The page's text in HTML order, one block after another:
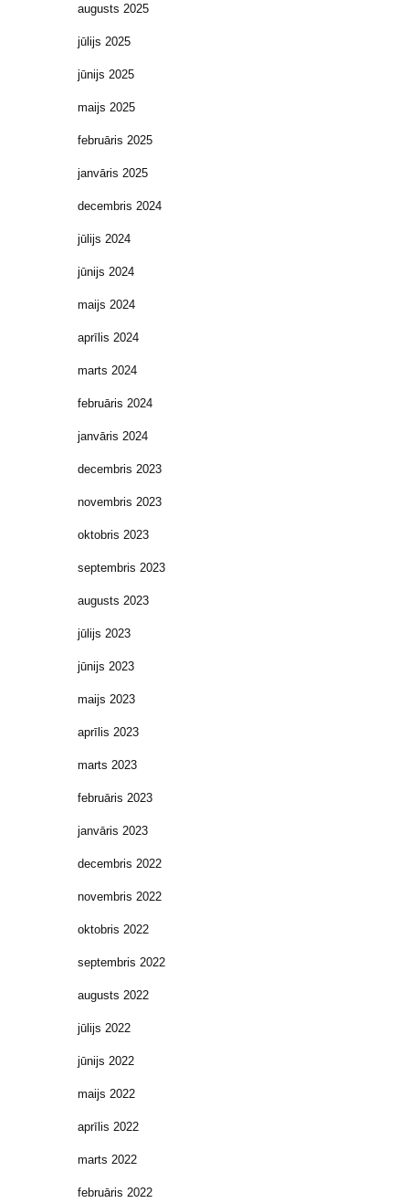
augusts 2025
jūlijs 2025
jūnijs 2025
maijs 2025
februāris 2025
janvāris 2025
decembris 2024
jūlijs 2024
jūnijs 2024
maijs 2024
aprīlis 2024
marts 2024
februāris 2024
janvāris 2024
decembris 2023
novembris 2023
oktobris 2023
septembris 2023
augusts 2023
jūlijs 2023
jūnijs 2023
maijs 2023
aprīlis 2023
marts 2023
februāris 2023
janvāris 2023
decembris 2022
novembris 2022
oktobris 2022
septembris 2022
augusts 2022
jūlijs 2022
jūnijs 2022
maijs 2022
aprīlis 2022
marts 2022
februāris 2022